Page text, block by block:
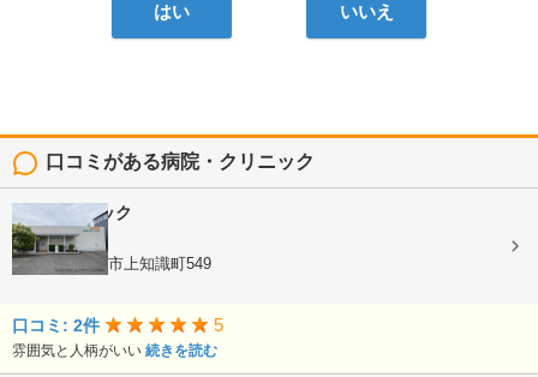
はい いいえ
口コミがある病院・クリニック
福田クリニック
内科
鹿児島県出水市上知識町549
口コミ: 2件 5
雰囲気と人柄がいい 続きを読む